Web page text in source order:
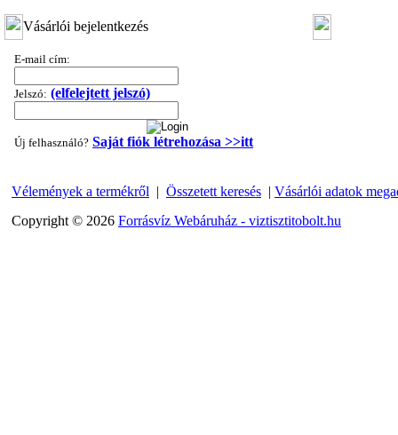
320,-Ft
"T" elosztó-idom 1/4"x3/8"x1/4", Quick
Vásárlói bejelentkezés
E-mail cím:
Jelszó: (elfelejtett jelszó)
Új felhasználó? Saját fiók létrehozása >>itt
Vélemények a termékről | Összetett keresés | Vásárlói adatok
Copyright © 2026 Forrásvíz Webáruház - viztisztitobolt.hu